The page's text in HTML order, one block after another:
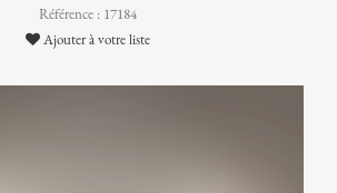
Référence : 17184
Ajouter à votre liste